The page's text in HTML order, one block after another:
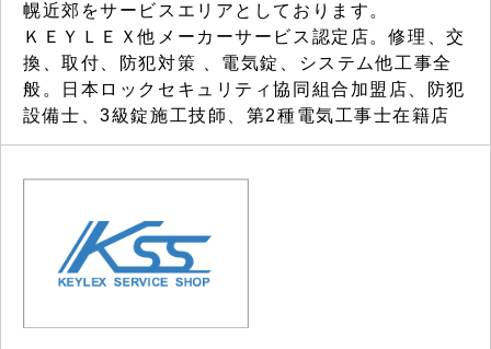
幌近郊をサービスエリアとしております。
ＫＥＹＬＥＸ他メーカーサービス認定店。修理、交
換、取付、防犯対策 、電気錠、システム他工事全
般。日本ロックセキュリティ協同組合加盟店、防犯
設備士、3級錠施工技師、第2種電気工事士在籍店